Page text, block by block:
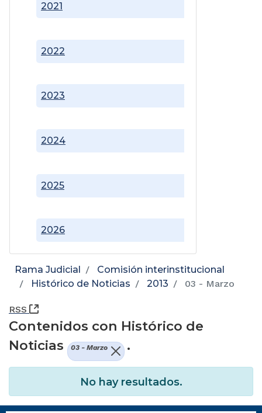
2021
2022
2023
2024
2025
2026
Rama Judicial
Comisión interinstitucional
Histórico de Noticias
2013 03 - Marzo
RSS (Abre una nueva ventana)
Contenidos con Histórico de
Noticias
03 - Marzo .
No hay resultados.